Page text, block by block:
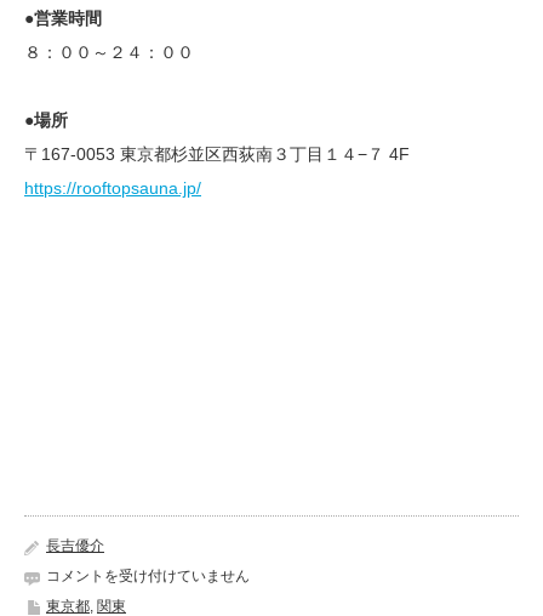
●営業時間
８：００～２４：００
●場所
〒167-0053 東京都杉並区西荻南３丁目１４−７ 4F
https://rooftopsauna.jp/
長吉優介
ROOFTOP
Sauna《東
コメントを受け付けていません
東京都, 関東